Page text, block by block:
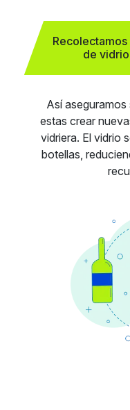
de
Así
estas crear
vidriera. El vidrio
botellas,